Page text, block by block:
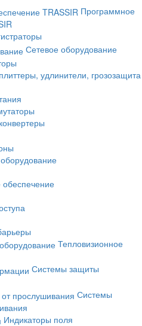
Программное
Сетевое оборудование
удлинители, грозозащита
Тепловизионное
Системы защиты
Системы
Индикаторы поля